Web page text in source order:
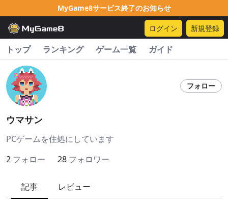
MyGame8サービス終了のお知らせ
ログイン 新規登録
トップ ランキング ゲーム一覧 ガイド
フォロー
ウマサン
PCゲームを住処にしています
2 フォロー 28 フォロワー
記事 レビュー